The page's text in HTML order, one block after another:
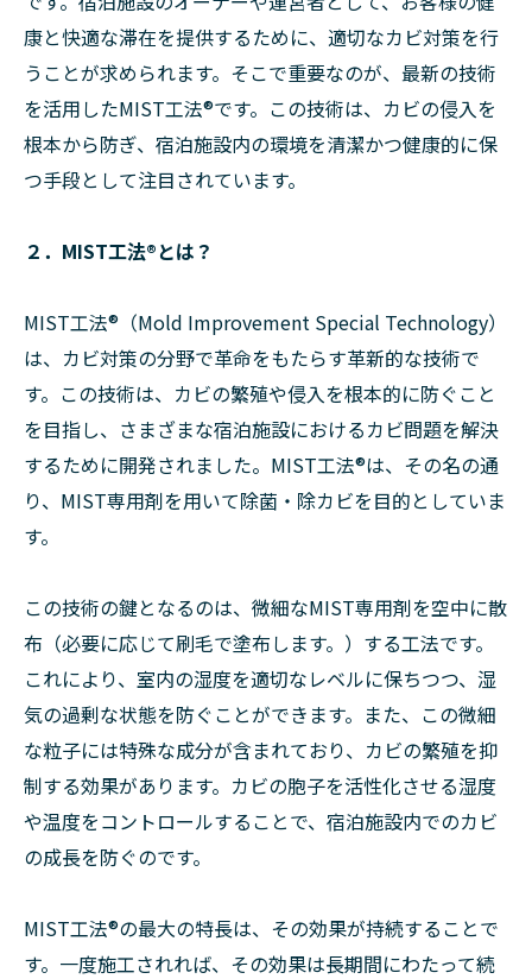
康と快適な滞在を提供するために、適切なカビ対策を行
うことが求められます。そこで重要なのが、最新の技術
を活用したMIST工法®︎です。この技術は、カビの侵入を
根本から防ぎ、宿泊施設内の環境を清潔かつ健康的に保
つ手段として注目されています。
２．MIST工法®︎とは？
MIST工法®︎（Mold Improvement Special Technology）
は、カビ対策の分野で革命をもたらす革新的な技術で
す。この技術は、カビの繁殖や侵入を根本的に防ぐこと
を目指し、さまざまな宿泊施設におけるカビ問題を解決
するために開発されました。MIST工法®︎は、その名の通
り、MIST専用剤を用いて除菌・除カビを目的としていま
す。
この技術の鍵となるのは、微細なMIST専用剤を空中に散
布（必要に応じて刷毛で塗布します。）する工法です。
これにより、室内の湿度を適切なレベルに保ちつつ、湿
気の過剰な状態を防ぐことができます。また、この微細
な粒子には特殊な成分が含まれており、カビの繁殖を抑
制する効果があります。カビの胞子を活性化させる湿度
や温度をコントロールすることで、宿泊施設内でのカビ
の成長を防ぐのです。
MIST工法®︎の最大の特長は、その効果が持続することで
す。一度施工されれば、その効果は長期間にわたって続